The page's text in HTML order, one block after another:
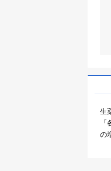
生
の